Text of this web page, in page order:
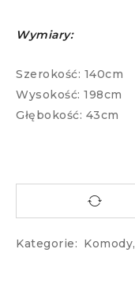
Wymiary:
Szerokość: 140cm
Wysokość: 198cm
Głębokość: 43cm
Kategorie: Komody,